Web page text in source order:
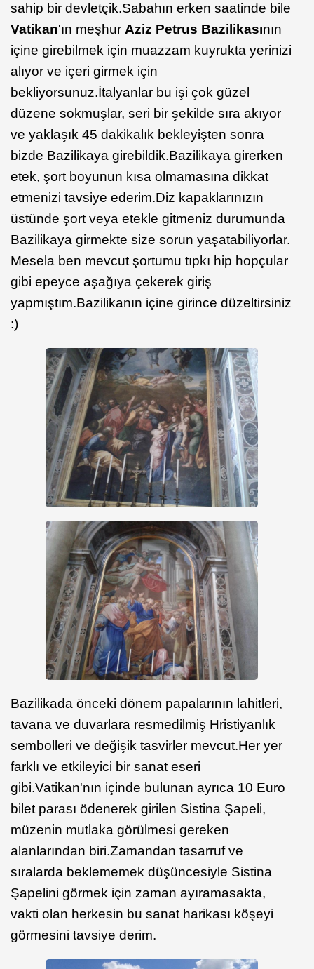
sahip bir devletçik.Sabahın erken saatinde bile
Vatikan'ın meşhur Aziz Petrus Bazilikasının
içine girebilmek için muazzam kuyrukta yerinizi
alıyor ve içeri girmek için
bekliyorsunuz.İtalyanlar bu işi çok güzel
düzene sokmuşlar, seri bir şekilde sıra akıyor
ve yaklaşık 45 dakikalık bekleyişten sonra
bizde Bazilikaya girebildik.Bazilikaya girerken
etek, şort boyunun kısa olmamasına dikkat
etmenizi tavsiye ederim.Diz kapaklarınızın
üstünde şort veya etekle gitmeniz durumunda
Bazilikaya girmekte size sorun yaşatabiliyorlar.
Mesela ben mevcut şortumu tıpkı hip hopçular
gibi epeyce aşağıya çekerek giriş
yapmıştım.Bazilikanın içine girince düzeltirsiniz
:)
Bazilikada önceki dönem papalarının lahitleri,
tavana ve duvarlara resmedilmiş Hristiyanlık
sembolleri ve değişik tasvirler mevcut.Her yer
farklı ve etkileyici bir sanat eseri
gibi.Vatikan'nın içinde bulunan ayrıca 10 Euro
bilet parası ödenerek girilen Sistina Şapeli,
müzenin mutlaka görülmesi gereken
alanlarından biri.Zamandan tasarruf ve
sıralarda beklememek düşüncesiyle Sistina
Şapelini görmek için zaman ayıramasakta,
vakti olan herkesin bu sanat harikası köşeyi
görmesini tavsiye derim.